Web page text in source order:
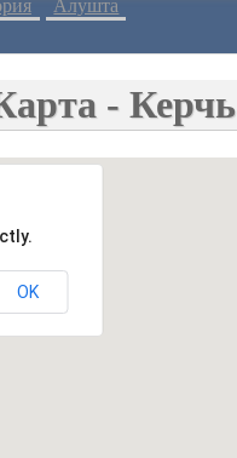
Алушта
- Керчь
OK